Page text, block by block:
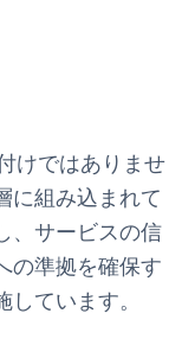
けではありませ
に組み込まれて
、サービスの信
の準拠を確保す
ています。